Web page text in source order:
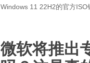
Windows 11 22H2的官方
微软将推出